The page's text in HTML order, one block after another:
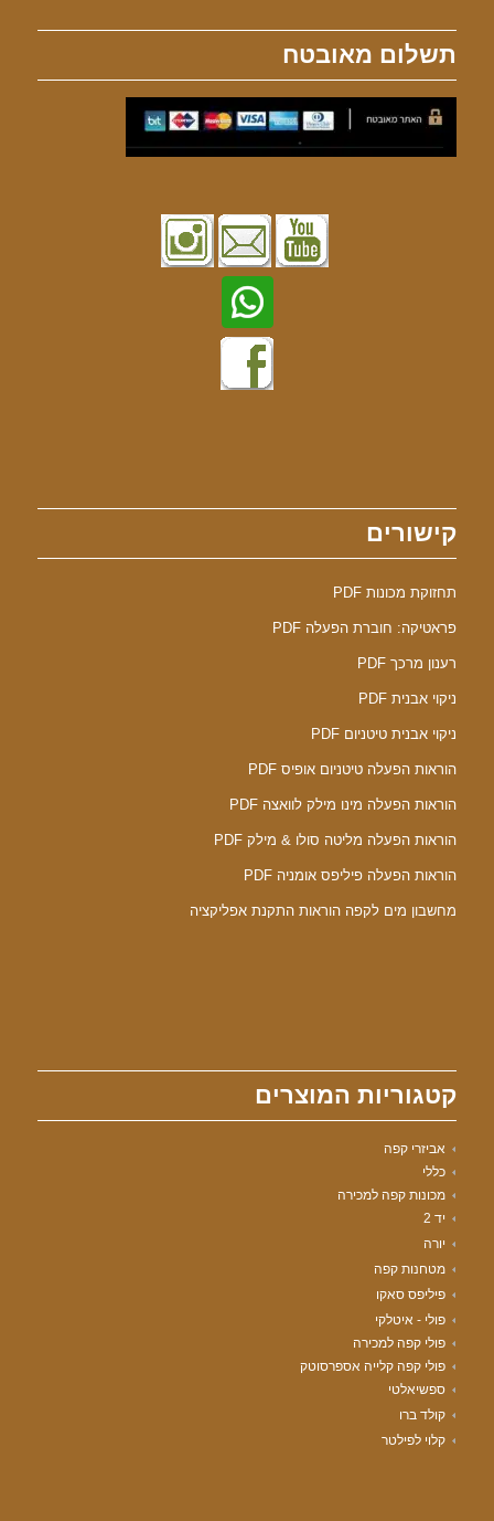
תשלום מאובטח
קישורים
תחזוקת מכונות PDF
פראטיקה: חוברת הפעלה PDF
רענון מרכך PDF
ניקוי אבנית PDF
ניקוי אבנית טיטניום PDF
הוראות הפעלה טיטניום אופיס PDF
הוראות הפעלה מינו מילק לוואצה PDF
הוראות הפעלה מליטה סולו & מילק PDF
הוראות הפעלה פיליפס אומניה PDF
מחשבון מים לקפה הוראות התקנת אפליקציה
קטגוריות המוצרים
אביזרי קפה
כללי
מכונות קפה למכירה
יד 2
יורה
מטחנות קפה
פיליפס סאקו
פולי - איטלקי
פולי קפה למכירה
פולי קפה קלייה אספרסוטק
ספשיאלטי
קולד ברו
קלוי לפילטר